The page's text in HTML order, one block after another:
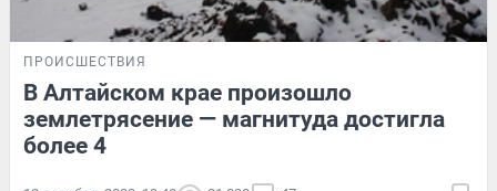
ПРОИСШЕСТВИЯ
В Алтайском крае произошло
землетрясение — магнитуда достигла
более 4